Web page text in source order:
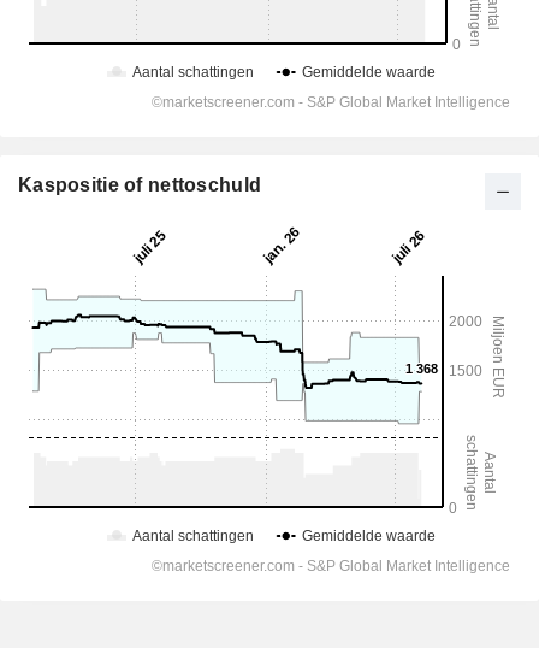
Kaspositie of nettoschuld